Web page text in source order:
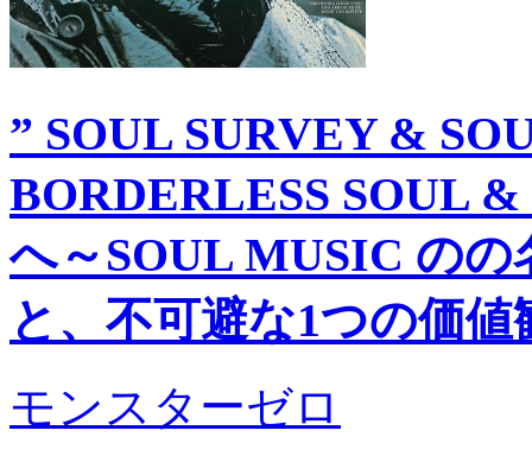
” SOUL SURVEY &
BORDERLESS SOUL
へ～SOUL MUSIC の
と、不可避な1つの価値
モンスターゼロ